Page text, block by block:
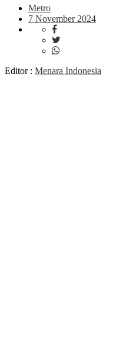
Metro
7 November 2024
Editor : Menara Indonesia